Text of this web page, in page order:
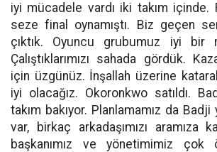
iyi mücadele vardı iki takım içinde.
seze final oynamıştı. Biz geçen
çıktık. Oyuncu grubumuz iyi bir
Çalıştıklarımızı sahada gördük.
için üzgünüz. İnşallah üzerine
iyi olacağız. Okoronkwo satıldı.
takım bakıyor. Planlamamız da
var, birkaç arkadaşımızı aramıza
başkanımız ve yönetimimiz çok